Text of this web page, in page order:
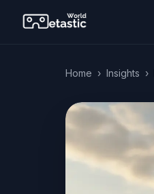
Home › Insights ›